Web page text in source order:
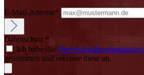
E-Mail-Adresse*
Datenschutz *
Ich habe die Datenschutzbestimmungen
genommen und erkenne diese an.